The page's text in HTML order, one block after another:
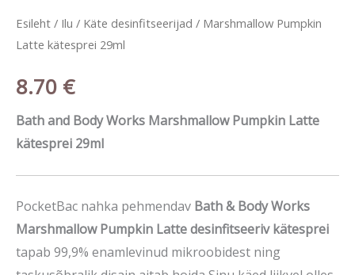
Esileht / Ilu / Käte desinfitseerijad / Marshmallow Pumpkin
Latte kätesprei 29ml
8.70 €
Bath and Body Works Marshmallow Pumpkin Latte
kätesprei 29ml
PocketBac nahka pehmendav Bath & Body Works
Marshmallow Pumpkin Latte desinfitseeriv kätesprei
tapab 99,9% enamlevinud mikroobidest ning